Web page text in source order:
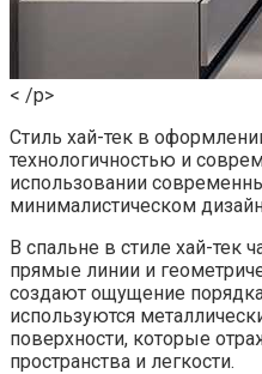
< /p>
Стиль хай-тек в
технологичностью и
использовании
минималистическом
В спальне в стиле хай-тек
прямые линии и
создают ощущение порядка
используются
поверхности, которые
пространства и легкости.